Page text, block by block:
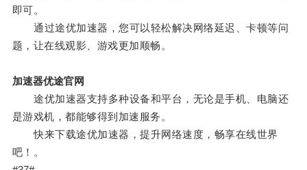
即可。
通过途优加速器，您可以轻松解决网络延迟、卡顿等问
题，让在线观影、游戏更加顺畅。
加速器优途官网
途优加速器支持多种设备和平台，无论是手机、电脑还
是游戏机，都能够得到加速服务。
快来下载途优加速器，提升网络速度，畅享在线世界
吧！。